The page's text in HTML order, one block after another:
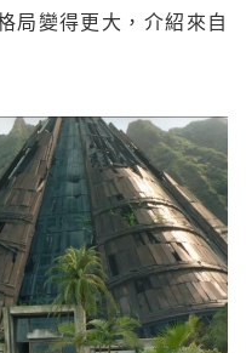
局變得更大，介紹來自